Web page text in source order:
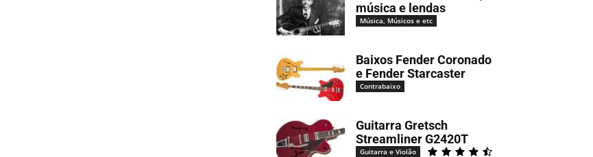
música e lendas
Música, Músicos e etc
Baixos Fender Coronado
e Fender Starcaster
Contrabaixo
Guitarra Gretsch
Streamliner G2420T
Guitarra e Violão